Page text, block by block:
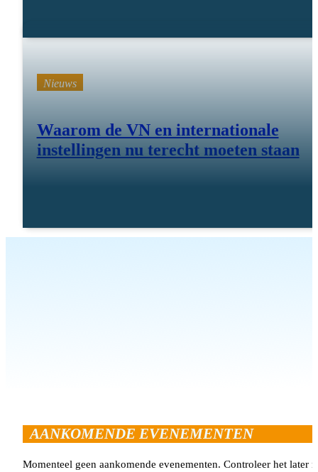
Nieuws
Waarom de VN en internationale
instellingen nu terecht moeten staan
AANKOMENDE EVENEMENTEN
Momenteel geen aankomende evenementen. Controleer het later